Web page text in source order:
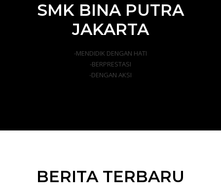
SMK BINA PUTRA
JAKARTA
-MENDIDIK DENGAN HATI
-BERPRESTASI
-DENGAN AKSI
BERITA TERBARU